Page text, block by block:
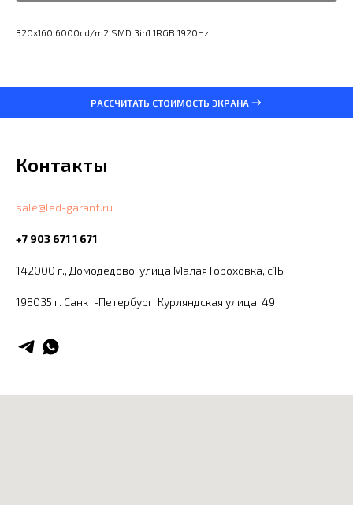
320х160 6000cd/m2 SMD 3in1 1RGB 1920Hz
РАССЧИТАТЬ СТОИМОСТЬ ЭКРАНА
Контакты
sale@led-garant.ru
+7 903 671 1 671
142000 г., Домодедово, улица Малая Гороховка, с1Б
198035 г. Санкт-Петербург, ​Курляндская улица, 49​